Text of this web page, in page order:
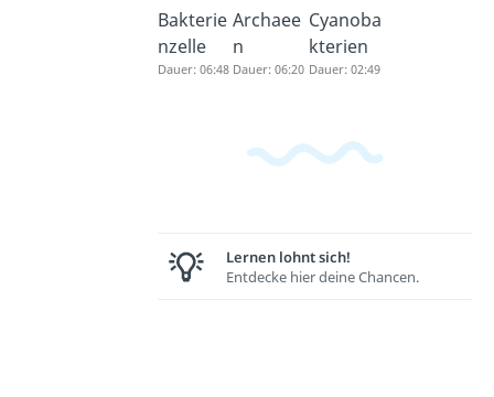
Bakterie
nzelle
Dauer: 06:48
Archaee
n
Dauer: 06:20
Cyanoba
kterien
Dauer: 02:49
Lernen lohnt sich!
Entdecke hier deine Chancen.